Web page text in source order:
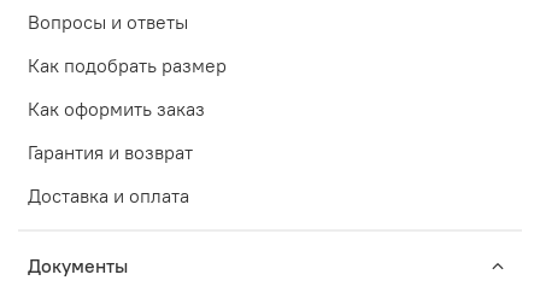
Вопросы и ответы
Как подобрать размер
Как оформить заказ
Гарантия и возврат
Доставка и оплата
Документы